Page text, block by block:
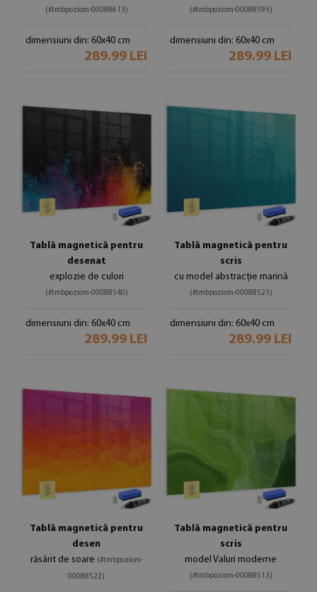
(#tmbpoziom-00088613)
dimensiuni din: 60x40 cm
289.99 LEI
(#tmbpoziom-00088595)
dimensiuni din: 60x40 cm
289.99 LEI
Tablă magnetică pentru
desenat
explozie de culori
(#tmbpoziom-00088540)
dimensiuni din: 60x40 cm
289.99 LEI
Tablă magnetică pentru
scris
cu model abstracție marină
(#tmbpoziom-00088523)
dimensiuni din: 60x40 cm
289.99 LEI
Tablă magnetică pentru
desen
răsărit de soare (#tmbpoziom-
00088522)
Tablă magnetică pentru
scris
model Valuri moderne
(#tmbpoziom-00088513)